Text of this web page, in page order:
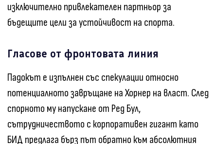
изключително привлекателен партньор за
бъдещите цели за устойчивост на спорта.
Гласове от фронтовата линия
Падокът е изпълнен със спекулации относно
потенциалното завръщане на Хорнер на власт. След
спорното му напускане от Ред Бул,
сътрудничеството с корпоративен гигант като
БИД предлага бърз път обратно към абсолютния